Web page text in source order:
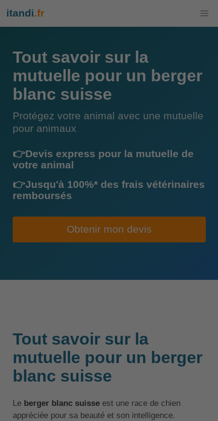
itandi.fr
Tout savoir sur la
mutuelle pour un berger
blanc suisse
Protégez votre animal avec une mutuelle
pour animaux
👉Devis express pour la mutuelle de
votre animal
👉Jusqu'à 100%* des frais vétérinaires
remboursés
Obtenir mon devis
Tout savoir sur la
mutuelle pour un berger
blanc suisse
Le berger blanc suisseest une race de chien
appréciée pour sa beauté et son intelligence.